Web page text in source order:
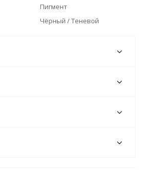
Пигмент
Чёрный / Теневой